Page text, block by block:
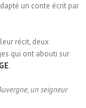
un conte écrit par
récit, deux
qui ont abouti sur
.
un seigneur